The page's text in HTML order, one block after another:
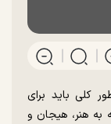
کلی باید برای
به هنر، هیجان و